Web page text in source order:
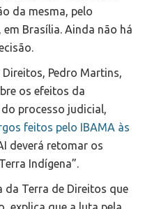
da mesma, pelo
em Brasília. Ainda não há
Pedro Martins,
os efeitos da
processo judicial,
feitos pelo IBAMA às
deverá retomar os
Indígena”.
da Terra de Direitos que